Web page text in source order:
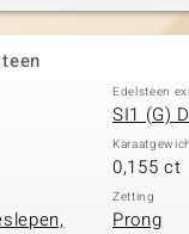
Edelsteen
SI1 (G)
0,155 ct
Zetting
Prong